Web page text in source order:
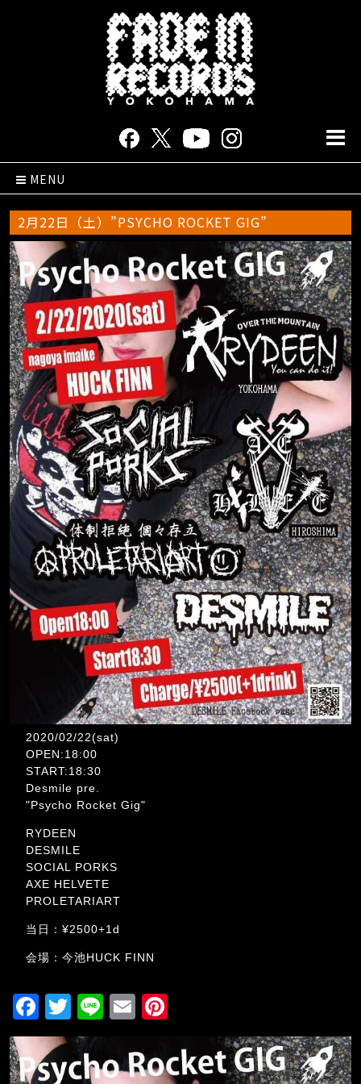
MENU
2月22日（土）”PSYCHO ROCKET GIG”
2020/02/22(sat)
OPEN:18:00
START:18:30
Desmile pre.
"Psycho Rocket Gig"
RYDEEN
DESMILE
SOCIAL PORKS
AXE HELVETE
PROLETARIART
当日：¥2500+1d
会場：今池HUCK FINN
F
a
c
T
wi
tt
Li
e
E
ai er